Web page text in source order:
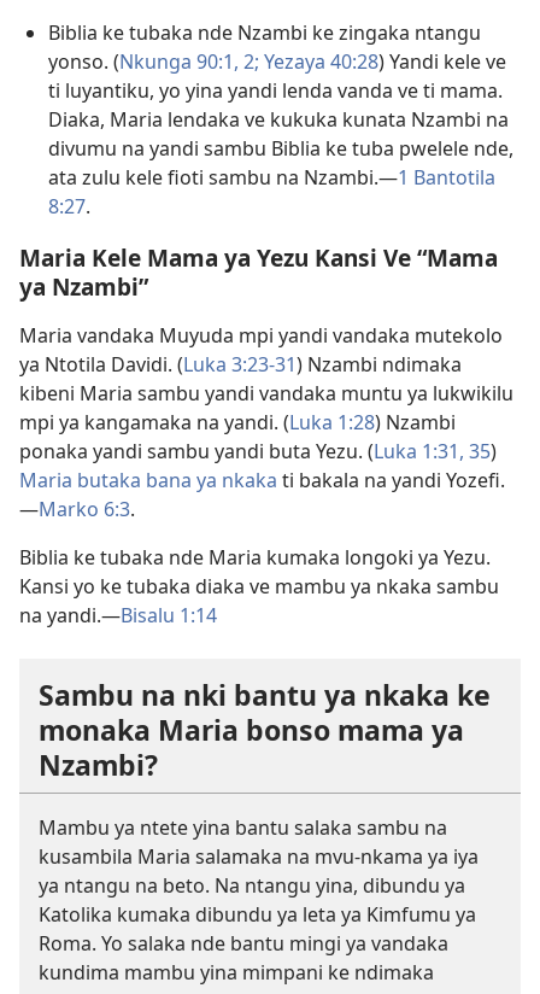
Biblia ke tubaka nde Nzambi ke zingaka ntangu
yonso. (Nkunga 90:1, 2; Yezaya 40:28) Yandi kele ve
ti luyantiku, yo yina yandi lenda vanda ve ti mama.
Diaka, Maria lendaka ve kukuka kunata Nzambi na
divumu na yandi sambu Biblia ke tuba pwelele nde,
ata zulu kele fioti sambu na Nzambi.—1 Bantotila
8:27.
Maria Kele Mama ya Yezu Kansi Ve “Mama
ya Nzambi”
Maria vandaka Muyuda mpi yandi vandaka mutekolo
ya Ntotila Davidi. (Luka 3:23-31) Nzambi ndimaka
kibeni Maria sambu yandi vandaka muntu ya lukwikilu
mpi ya kangamaka na yandi. (Luka 1:28) Nzambi
ponaka yandi sambu yandi buta Yezu. (Luka 1:31, 35)
Maria butaka bana ya nkaka ti bakala na yandi Yozefi.
—Marko 6:3.
Biblia ke tubaka nde Maria kumaka longoki ya Yezu.
Kansi yo ke tubaka diaka ve mambu ya nkaka sambu
na yandi.—Bisalu 1:14
Sambu na nki bantu ya nkaka ke
monaka Maria bonso mama ya
Nzambi?
Mambu ya ntete yina bantu salaka sambu na
kusambila Maria salamaka na mvu-nkama ya iya
ya ntangu na beto. Na ntangu yina, dibundu ya
Katolika kumaka dibundu ya leta ya Kimfumu ya
Roma. Yo salaka nde bantu mingi ya vandaka
kundima mambu yina mimpani ke ndimaka